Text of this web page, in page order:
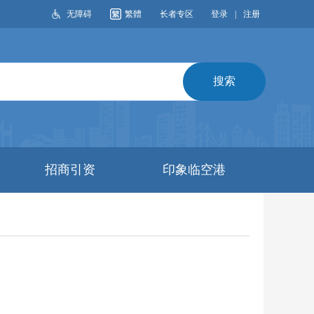
无障碍 繁體 长者专区 登录 注册
搜索
招商引资 印象临空港